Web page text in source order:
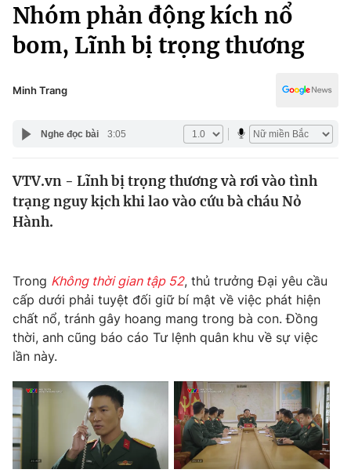
Chính trị
Xã hội
Pháp luật
Y tế
Thế giới
Tin tức
Câu chuyện quốc tế
Kinh tế
Thị trường
Góc doanh nghiệp
Dữ liệu và đời sống
Truyền hình
Phim VTV
Hậu trường
Nhân vật
Khán giả
Giải trí
Điện ảnh
Âm nhạc
Sao
Đời sống
Du lịch
Giáo dục
Truyền hình
Văn hóa - Giải trí
Y tế
Công nghệ
Nhóm phản động kích nổ
bom, Lĩnh bị trọng thương
Minh Trang
Nghe đọc bài 3:05
VTV.vn - Lĩnh bị trọng thương và rơi vào tình
trạng nguy kịch khi lao vào cứu bà cháu Nỏ
Hành.
Trong Không thời gian tập 52, thủ trưởng Đại yêu cầu
cấp dưới phải tuyệt đối giữ bí mật về việc phát hiện
chất nổ, tránh gây hoang mang trong bà con. Đồng
thời, anh cũng báo cáo Tư lệnh quân khu về sự việc
lần này.